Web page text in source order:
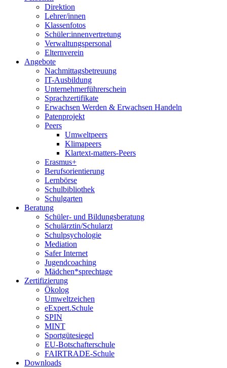
Direktion
Lehrer/innen
Klassenfotos
Schüler:innenvertretung
Verwaltungspersonal
Elternverein
Angebote
Nachmittagsbetreuung
IT-Ausbildung
Unternehmerführerschein
Sprachzertifikate
Erwachsen Werden & Erwachsen Handeln
Patenprojekt
Peers
Umweltpeers
Klimapeers
Klartext-matters-Peers
Erasmus+
Berufsorientierung
Lernbörse
Schulbibliothek
Schulgarten
Beratung
Schüler- und Bildungsberatung
Schulärztin/Schularzt
Schulpsychologie
Mediation
Safer Internet
Jugendcoaching
Mädchen*sprechtage
Zertifizierung
Ökolog
Umweltzeichen
eExpert.Schule
SPIN
MINT
Sportgütesiegel
EU-Botschafterschule
FAIRTRADE-Schule
Downloads